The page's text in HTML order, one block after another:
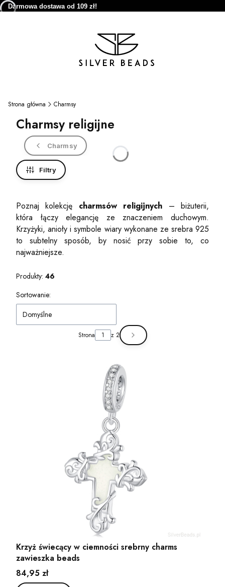
Darmowa dostawa od 109 zł!
Strona główna Charmsy
Charmsy religijne
Charmsy
Filtry
Poznaj kolekcję charmsów religijnych – biżuterii,
która łączy elegancję ze znaczeniem duchowym.
Krzyżyki, anioły i symbole wiary wykonane ze srebra 925
to subtelny sposób, by nosić przy sobie to, co
najważniejsze.
Produkty: 46
Lista produktów
Sortowanie:
Domyślne
Strona z 2 Następne produkty
Krzyż świecący w ciemności srebrny charms
zawieszka beads
Cena
84,95 zł